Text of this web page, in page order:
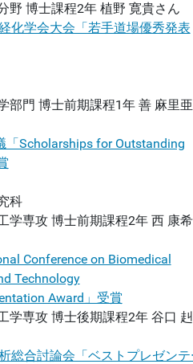
野 博士課程2年 植野 寛貴さん
化学会大会「若手道場優秀発表
部門 博士前期課程1年 善 麻里
「Scholarships for Outstanding
科
学専攻 博士前期課程2年 西 康
Conference on Biomedical
Technology
Award」受賞
学専攻 博士後期課程2年 谷口
総合討論会「ベストプレゼンテ